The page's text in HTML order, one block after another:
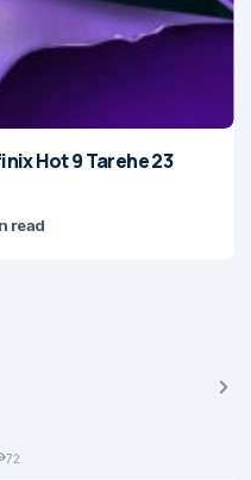
Hot 9 Tarehe 23
read
72